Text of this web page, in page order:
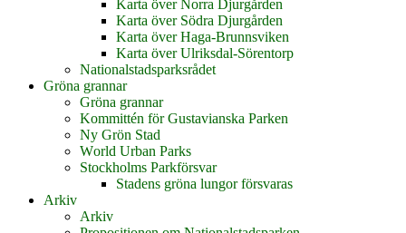
Karta över Norra Djurgården
Karta över Södra Djurgården
Karta över Haga-Brunnsviken
Karta över Ulriksdal-Sörentorp
Nationalstadsparksrådet
Gröna grannar
Gröna grannar
Kommittén för Gustavianska Parken
Ny Grön Stad
World Urban Parks
Stockholms Parkförsvar
Stadens gröna lungor försvaras
Arkiv
Arkiv